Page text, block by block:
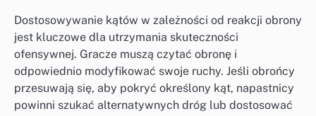
Dostosowywanie kątów w zależności od reakcji obrony
jest kluczowe dla utrzymania skuteczności
ofensywnej. Gracze muszą czytać obronę i
odpowiednio modyfikować swoje ruchy. Jeśli obrońcy
przesuwają się, aby pokryć określony kąt, napastnicy
powinni szukać alternatywnych dróg lub dostosować